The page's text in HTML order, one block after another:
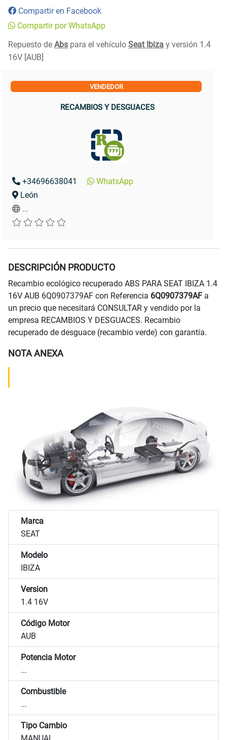
Compartir en Facebook
Compartir por WhatsApp
Repuesto de Abs para el vehículo Seat Ibiza y versión 1.4
16V [AUB]
VENDEDOR
RECAMBIOS Y DESGUACES
+34696638041
WhatsApp
León
...
DESCRIPCIÓN PRODUCTO
Recambio ecológico recuperado ABS PARA SEAT IBIZA 1.4
16V AUB 6Q0907379AF con Referencia 6Q0907379AF a
un precio que necesitará CONSULTAR y vendido por la
empresa RECAMBIOS Y DESGUACES. Recambio
recuperado de desguace (recambio verde) con garantía.
NOTA ANEXA
Marca
SEAT
Modelo
IBIZA
Version
1.4 16V
Código Motor
AUB
Potencia Motor
...
Combustible
...
Tipo Cambio